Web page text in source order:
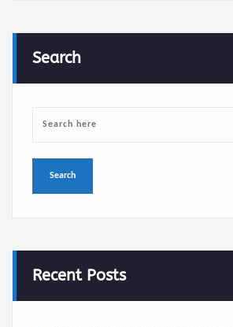
Search
Recent Posts